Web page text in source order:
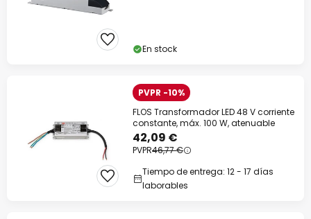
En stock
PVPR -10%
FLOS Transformador LED 48 V corriente
constante, máx. 100 W, atenuable
42,09 €
PVPR46,77 €
Tiempo de entrega: 12 - 17 días
laborables